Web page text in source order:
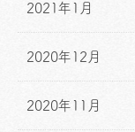
2021年1月
2020年12月
2020年11月